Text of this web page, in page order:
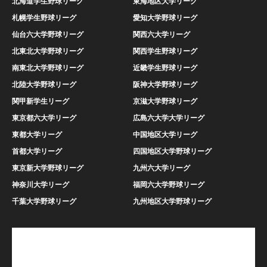
札幌学生野球リーグ
仙台六大学野球リーグ
北東北大学野球リーグ
南東北大学野球リーグ
北陸大学野球リーグ
関甲新学生リーグ
東京都六大学リーグ
東都大学リーグ
首都大学リーグ
東京新大学野球リーグ
神奈川大学リーグ
千葉大学野球リーグ
愛知大学野球リーグ
関西六大学リーグ
関西学生野球リーグ
近畿学生野球リーグ
阪神大学野球リーグ
京滋大学野球リーグ
広島六大学大学リーグ
中国地区大学リーグ
四国地区大学野球リーグ
九州六大学リーグ
福岡六大学野球リーグ
九州地区大学野球リーグ